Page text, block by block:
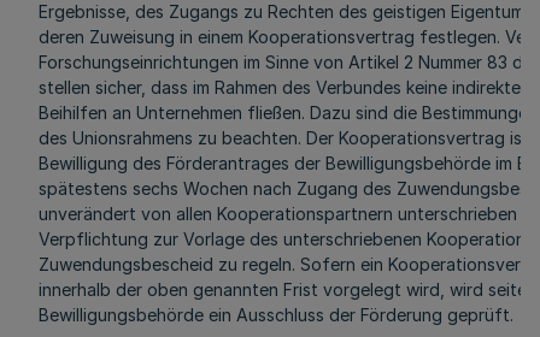
Ergebnisse, des Zugangs zu Rechten des geistigen
deren Zuweisung in einem Kooperationsvertrag festlegen.
Forschungseinrichtungen im Sinne von Artikel 2 Nummer 83
stellen sicher, dass im Rahmen des Verbundes keine
Beihilfen an Unternehmen fließen. Dazu sind die
des Unionsrahmens zu beachten. Der Kooperationsvertrag ist
Bewilligung des Förderantrages der Bewilligungsbehörde im
spätestens sechs Wochen nach Zugang des
unverändert von allen Kooperationspartnern unterschrieben
Verpflichtung zur Vorlage des unterschriebenen
Zuwendungsbescheid zu regeln. Sofern ein
innerhalb der oben genannten Frist vorgelegt wird, wird
Bewilligungsbehörde ein Ausschluss der Förderung geprüft.